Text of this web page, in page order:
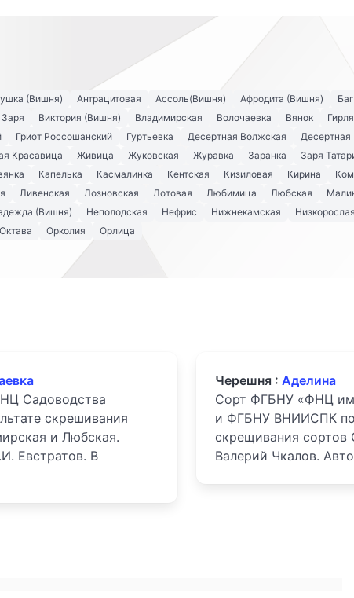
(Вишня) Антрацитовая Ассоль(Вишня) Афродита (Вишня)
Виктория (Вишня) Владимирская Волочаевка Вянок
Гриот Россошанский Гуртьевка Десертная Волжская
Красавица Живица Жуковская Журавка Заранка Заря
Капелька Касмалинка Кентская Кизиловая Кирина
Ливенская Лозновская Лотовая Любимица Любская
(Вишня) Неполодская Нефрис Нижнекамская Низкорослая
Октава Орколия Орлица
Садоводства
скрешивания
и Любская.
Евстратов. В
Черешня : Аделина
Сорт ФГБНУ «ФНЦ
и ФГБНУ ВНИИСПК
скрещивания сортов
Валерий Чкалов.